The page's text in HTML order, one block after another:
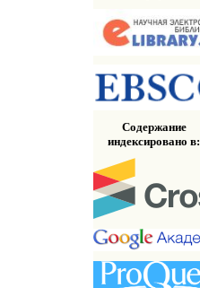
Содержание
индексировано в: